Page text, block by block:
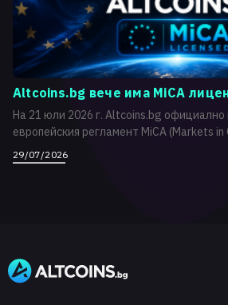
Altcoins.bg вече има MiCA
На 21 юли 2026 г. Altcoins.bg официално
европейския регламент MiCA (Markets
29/07/2026